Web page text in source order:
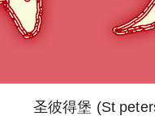
圣彼得堡 (St